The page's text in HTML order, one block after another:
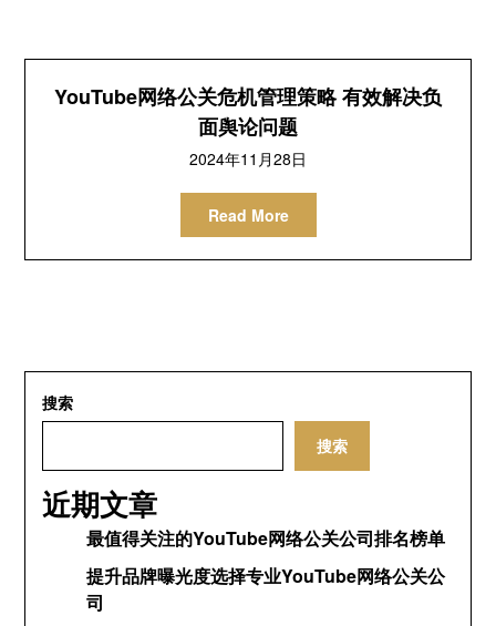
YouTube网络公关危机管理策略 有效解决负
面舆论问题
2024年11月28日
Read More
搜索
搜索
近期文章
最值得关注的YouTube网络公关公司排名榜单
提升品牌曝光度选择专业YouTube网络公关公
司